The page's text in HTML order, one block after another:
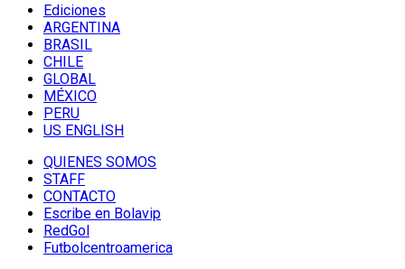
Ediciones
ARGENTINA
BRASIL
CHILE
GLOBAL
MÉXICO
PERU
US ENGLISH
QUIENES SOMOS
STAFF
CONTACTO
Escribe en Bolavip
RedGol
Futbolcentroamerica